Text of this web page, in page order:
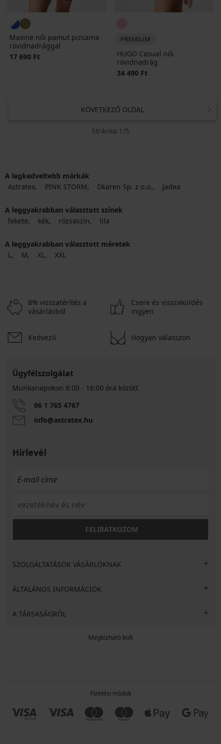
Maxine női pamut pizsama
rövidnadrággal
17 690 Ft
PREMIUM
HUGO Casual női
rövidnadrág
34 490 Ft
KÖVETKEZŐ OLDAL
Stránka 1/5
A legkedveltebb márkák
Astratex
PINK STORM Dkaren Sp. z o.o. Jadea
A leggyakrabban választott színek
fekete
kék rózsaszín lila
A leggyakrabban választott méretek
L
M XL XXL
8% visszatérítés a
vásárlásból
Csere és visszaküldés
ingyen
Kedvező Hogyan válasszon
Ügyfélszolgálat
Munkanapokon 8:00 - 16:00 óra között
06 1 765 4767
info@astratex.hu
Hírlevél
FELIRATKOZOM
SZOLGÁLTATÁSOK VÁSÁRLÓKNAK
ÁLTALÁNOS INFORMÁCIÓK
A TÁRSASÁGRÓL
Megbízható bolt
Fizetési módok